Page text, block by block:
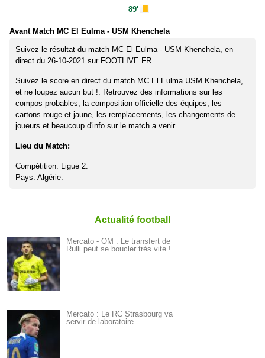
89'
Avant Match MC El Eulma - USM Khenchela
Suivez le résultat du match MC El Eulma - USM Khenchela, en
direct du 26-10-2021 sur FOOTLIVE.FR
Suivez le score en direct du match MC El Eulma USM Khenchela,
et ne loupez aucun but !. Retrouvez des informations sur les
compos probables, la composition officielle des équipes, les
cartons rouge et jaune, les remplacements, les changements de
joueurs et beaucoup d'info sur le match a venir.
Lieu du Match:
Compétition: Ligue 2.
Pays: Algérie.
Actualité football
Mercato - OM : Le transfert de
Rulli peut se boucler très vite !
Mercato : Le RC Strasbourg va
servir de laboratoire…